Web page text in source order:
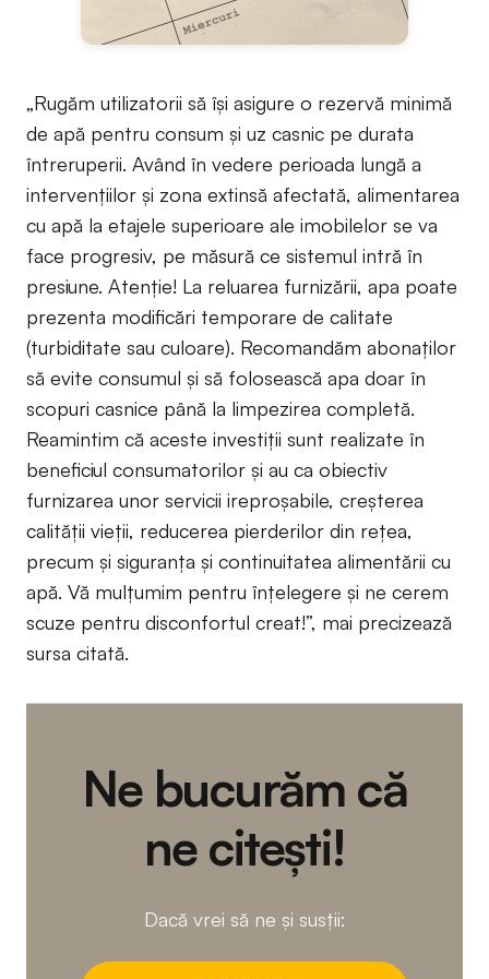
„Rugăm utilizatorii să își asigure o rezervă minimă
de apă pentru consum și uz casnic pe durata
întreruperii. Având în vedere perioada lungă a
intervențiilor și zona extinsă afectată, alimentarea
cu apă la etajele superioare ale imobilelor se va
face progresiv, pe măsură ce sistemul intră în
presiune. Atenție! La reluarea furnizării, apa poate
prezenta modificări temporare de calitate
(turbiditate sau culoare). Recomandăm abonaților
să evite consumul și să folosească apa doar în
scopuri casnice până la limpezirea completă.
Reamintim că aceste investiții sunt realizate în
beneficiul consumatorilor și au ca obiectiv
furnizarea unor servicii ireproșabile, creșterea
calității vieții, reducerea pierderilor din rețea,
precum și siguranța și continuitatea alimentării cu
apă. Vă mulțumim pentru înțelegere și ne cerem
scuze pentru disconfortul creat!”, mai precizează
sursa citată.
Ne bucurăm că
ne citești!
Dacă vrei să ne și susții: